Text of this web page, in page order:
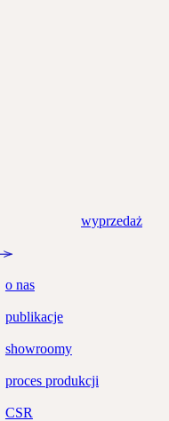
wyprzedaż
o nas
publikacje
showroomy
proces produkcji
CSR